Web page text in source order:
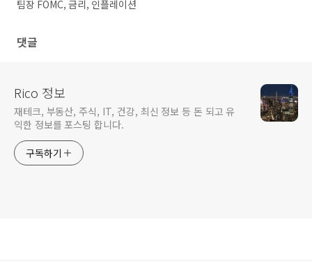
팀장 FOMC, 금리, 인플레이션
댓글
Rico 정보
재테크, 부동산, 주식, IT, 건강, 최신 정보 등 돈 되고 유
익한 정보를 포스팅 합니다.
구독하기